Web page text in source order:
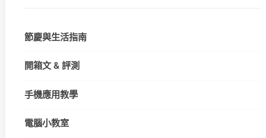
節慶與生活指南
開箱文 & 評測
手機應用教學
電腦小教室